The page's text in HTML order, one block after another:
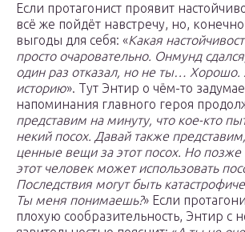
Если протагонист проявит
всё же пойдёт навстречу, но,
выгоды для себя: «Какая
просто очаровательно. Онмунд
один раз отказал, но не ты… Хорошо.
историю». Тут Энтир о чём-то
напоминания главного героя
представим на минуту, что кое-кто
некий посох. Давай также
ценные вещи за этот посох. Но позже
этот человек может использовать
Последствия могут быть
Ты меня понимаешь?» Если
плохую сообразительность, Энтир с